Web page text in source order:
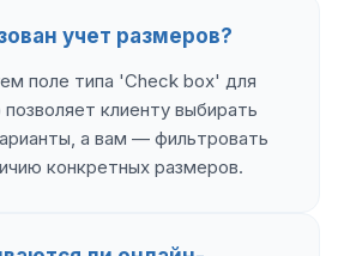
учет размеров?
поле типа 'Check box' для
клиенту выбирать
а вам — фильтровать
конкретных размеров.